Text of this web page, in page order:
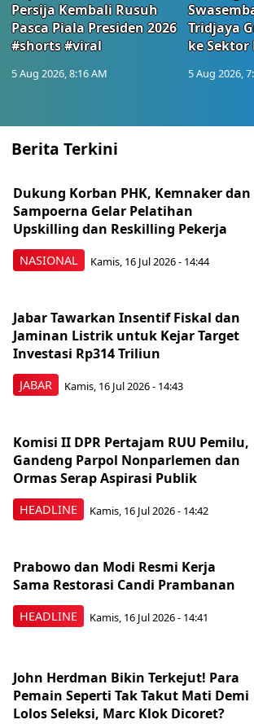
Persija Kembali Rusuh
Pasca Piala Presiden 2026
#shorts #viral
5 Aug 2026, 8:16 AM
Tridjaya
ke
5 Aug 2026,
Berita Terkini
NASIONAL
Dukung Korban PHK, Kemnaker dan
Sampoerna Gelar Pelatihan
Upskilling dan Reskilling Pekerja
Kamis, 16 Jul 2026 - 14:44
JABAR
Jabar Tawarkan Insentif Fiskal dan
Jaminan Listrik untuk Kejar Target
Investasi Rp314 Triliun
Kamis, 16 Jul 2026 - 14:43
HEADLINE
Komisi II DPR Pertajam RUU Pemilu,
Gandeng Parpol Nonparlemen dan
Ormas Serap Aspirasi Publik
Kamis, 16 Jul 2026 - 14:42
HEADLINE
Prabowo dan Modi Resmi Kerja
Sama Restorasi Candi Prambanan
Kamis, 16 Jul 2026 - 14:41
John Herdman Bikin Terkejut! Para
Pemain Seperti Tak Takut Mati Demi
Lolos Seleksi, Marc Klok Dicoret?